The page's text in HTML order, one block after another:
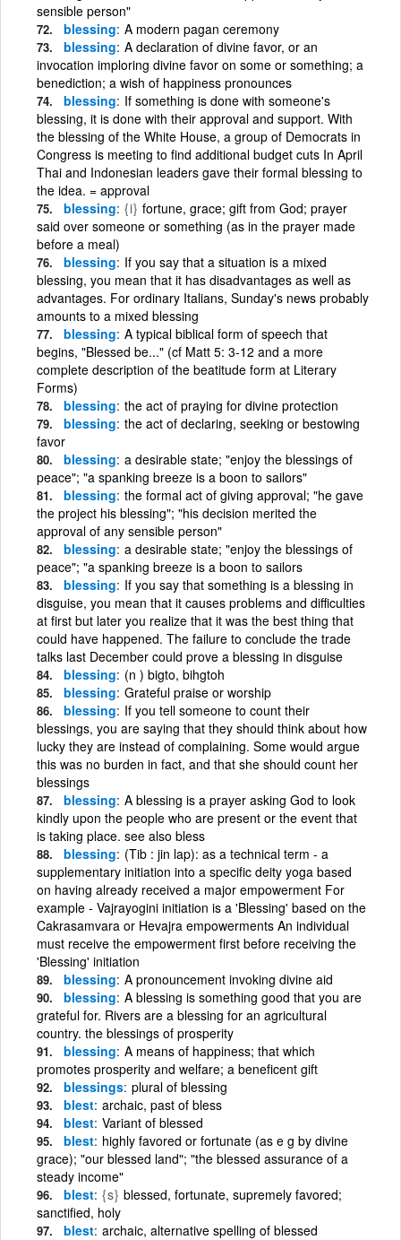
sensible person"
blessing A modern pagan ceremony
blessing A declaration of divine favor, or an
invocation imploring divine favor on some or something; a
benediction; a wish of happiness pronounces
blessing If something is done with someone's
blessing, it is done with their approval and support. With
the blessing of the White House, a group of Democrats in
Congress is meeting to find additional budget cuts In April
Thai and Indonesian leaders gave their formal blessing to
the idea. = approval
blessing {i} fortune, grace; gift from God; prayer
said over someone or something (as in the prayer made
before a meal)
blessing If you say that a situation is a mixed
blessing, you mean that it has disadvantages as well as
advantages. For ordinary Italians, Sunday's news probably
amounts to a mixed blessing
blessing A typical biblical form of speech that
begins, "Blessed be..." (cf Matt 5: 3-12 and a more
complete description of the beatitude form at Literary
Forms)
blessing the act of praying for divine protection
blessing the act of declaring, seeking or bestowing
favor
blessing a desirable state; "enjoy the blessings of
peace"; "a spanking breeze is a boon to sailors"
blessing the formal act of giving approval; "he gave
the project his blessing"; "his decision merited the
approval of any sensible person"
blessing a desirable state; "enjoy the blessings of
peace"; "a spanking breeze is a boon to sailors
blessing If you say that something is a blessing in
disguise, you mean that it causes problems and difficulties
at first but later you realize that it was the best thing that
could have happened. The failure to conclude the trade
talks last December could prove a blessing in disguise
blessing (n ) bigto, bihgtoh
blessing Grateful praise or worship
blessing If you tell someone to count their
blessings, you are saying that they should think about how
lucky they are instead of complaining. Some would argue
this was no burden in fact, and that she should count her
blessings
blessing A blessing is a prayer asking God to look
kindly upon the people who are present or the event that
is taking place. see also bless
blessing (Tib : jin lap): as a technical term - a
supplementary initiation into a specific deity yoga based
on having already received a major empowerment For
example - Vajrayogini initiation is a 'Blessing' based on the
Cakrasamvara or Hevajra empowerments An individual
must receive the empowerment first before receiving the
'Blessing' initiation
blessing A pronouncement invoking divine aid
blessing A blessing is something good that you are
grateful for. Rivers are a blessing for an agricultural
country. the blessings of prosperity
blessing A means of happiness; that which
promotes prosperity and welfare; a beneficent gift
blessings plural of blessing
blest archaic, past of bless
blest Variant of blessed
blest highly favored or fortunate (as e g by divine
grace); "our blessed land"; "the blessed assurance of a
steady income"
blest {s} blessed, fortunate, supremely favored;
sanctified, holy
blest archaic, alternative spelling of blessed